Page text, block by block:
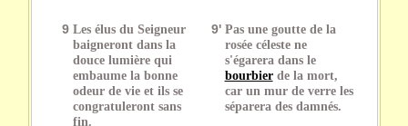
9 Les élus du Seigneur
baigneront dans la
douce lumière qui
embaume la bonne
odeur de vie et ils se
congratuleront sans
fin.
9' Pas une goutte de la
rosée céleste ne
s'égarera dans le
bourbierde la mort,
car un mur de verre les
séparera des damnés.